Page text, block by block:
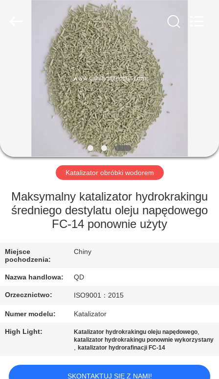
PRODUKTY
WYCIECZKA
FABRYCE
KONTROLA
SKONTAKTUJ
NAMI
AKTUALNOŚCI
Katalizator obróbki wodorem
Maksymalny katalizator hydrokrakingu
średniego destylatu oleju napędowego
FC-14 ponownie użyty
Miejsce
pochodzenia:
Chiny
Nazwa handlowa: QD
Orzecznictwo: ISO9001：2015
Numer modelu: Katalizator
High Light: Katalizator hydrokrakingu oleju napędowego,
katalizator hydrokrakingu ponownie wykorzystany
,katalizator hydrorafinacji FC-14
SKONTAKTUJ SIĘ Z NAMI!